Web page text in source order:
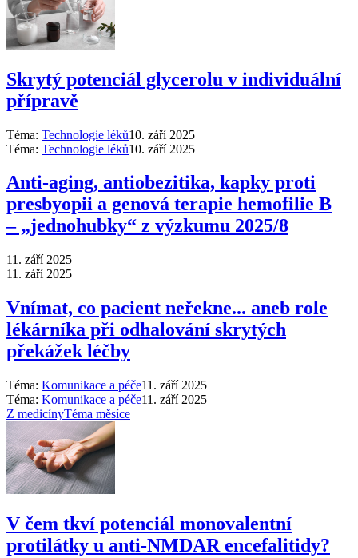
Skrytý potenciál glycerolu v individuální
přípravě
Téma: Technologie léků10. září 2025
Téma: Technologie léků10. září 2025
Anti‑aging, antiobezitika, kapky proti
presbyopii a genová terapie hemofilie B
–⁠ „jednohubky“ z výzkumu 2025/8
11. září 2025
11. září 2025
Vnímat, co pacient neřekne... aneb role
lékárníka při odhalování skrytých
překážek léčby
Téma: Komunikace a péče11. září 2025
Téma: Komunikace a péče11. září 2025
Z medicínyTéma měsíce
V čem tkví potenciál monovalentní
protilátky u anti-NMDAR encefalitidy?